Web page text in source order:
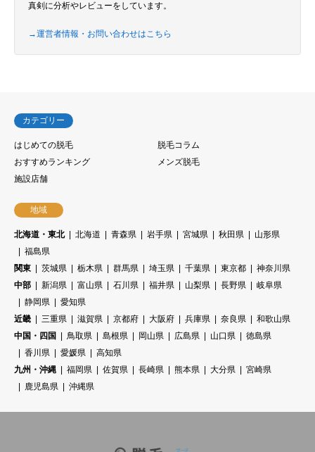
真剣に分析やレビューをしています。
→運営者情報・お問い合わせはこちら
カテゴリー
はじめての脱毛
脱毛コラム
おすすめランキング
メンズ脱毛
施設店舗
地域
北海道・東北 北海道 青森県 岩手県 宮城県 秋田県
山形県
福島県
関東
茨城県 栃木県 群馬県 埼玉県 千葉県 東京都
神奈川県
中部
新潟県 富山県 石川県 福井県 山梨県 長野県
岐阜県
静岡県
愛知県
近畿
三重県 滋賀県 京都府 大阪府 兵庫県 奈良県
和歌山県
中国・四国
鳥取県 島根県 岡山県 広島県 山口県
徳島県
香川県
愛媛県
高知県
九州・沖縄
福岡県 佐賀県 長崎県 熊本県 大分県
宮崎県
鹿児島県
沖縄県